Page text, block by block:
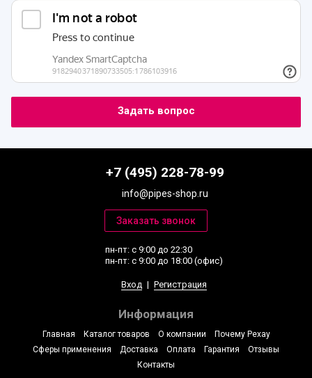
+7 (495) 228-78-99
info@pipes-shop.ru
пн-пт: с 9:00 до 22:30
пн-пт: с 9:00 до 18:00 (офис)
Вход | Регистрация
Информация
Главная Каталог товаров О компании
Почему Рехау
Сферы применения
Доставка Оплата Гарантия
Отзывы
Контакты